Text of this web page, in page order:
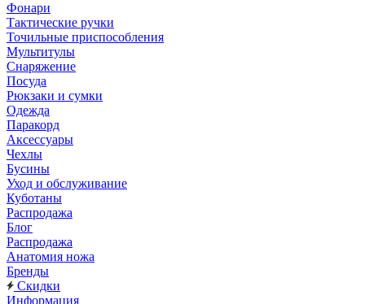
Фонари
Тактические ручки
Точильные приспособления
Мультитулы
Снаряжение
Посуда
Рюкзаки и сумки
Одежда
Паракорд
Аксессуары
Чехлы
Бусины
Уход и обслуживание
Куботаны
Распродажа
Блог
Распродажа
Анатомия ножа
Бренды
Скидки
Информация